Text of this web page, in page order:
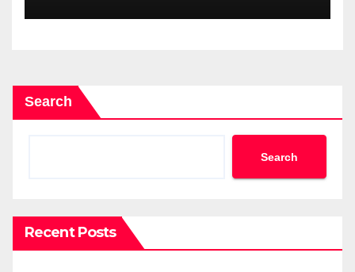
Search
Search
Recent Posts